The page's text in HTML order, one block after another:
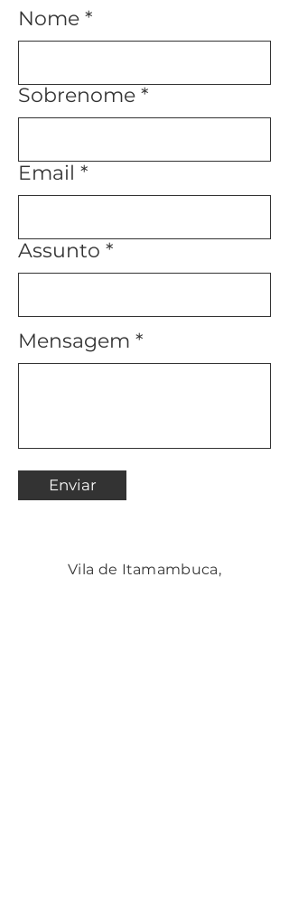
Nome
Sobrenome
Email
Assunto
Mensagem
Enviar
Vila de Itamambuca,